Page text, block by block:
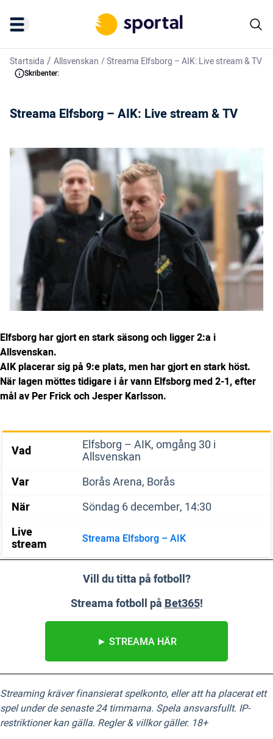
Startsida / Allsvenskan /Streama Elfsborg – AIK: Live stream & TV
Skribenter:
Streama Elfsborg – AIK: Live stream & TV
Elfsborg har gjort en stark säsong och ligger 2:a i
Allsvenskan.
AIK placerar sig på 9:e plats, men har gjort en stark höst.
När lagen möttes tidigare i år vann Elfsborg med 2-1, efter
mål av Per Frick och Jesper Karlsson.
Vad Elfsborg – AIK, omgång 30 i
Allsvenskan
Var
Borås Arena, Borås
När
Söndag 6 december, 14:30
Live
stream Streama Elfsborg – AIK
Vill du titta på fotboll?
Streama fotboll påBet365!
► STREAMA HÄR
Streaming kräver finansierat spelkonto, eller att ha placerat ett
spel under de senaste 24 timmarna. Spela ansvarsfullt. IP-
restriktioner kan gälla. Regler & villkor gäller. 18+